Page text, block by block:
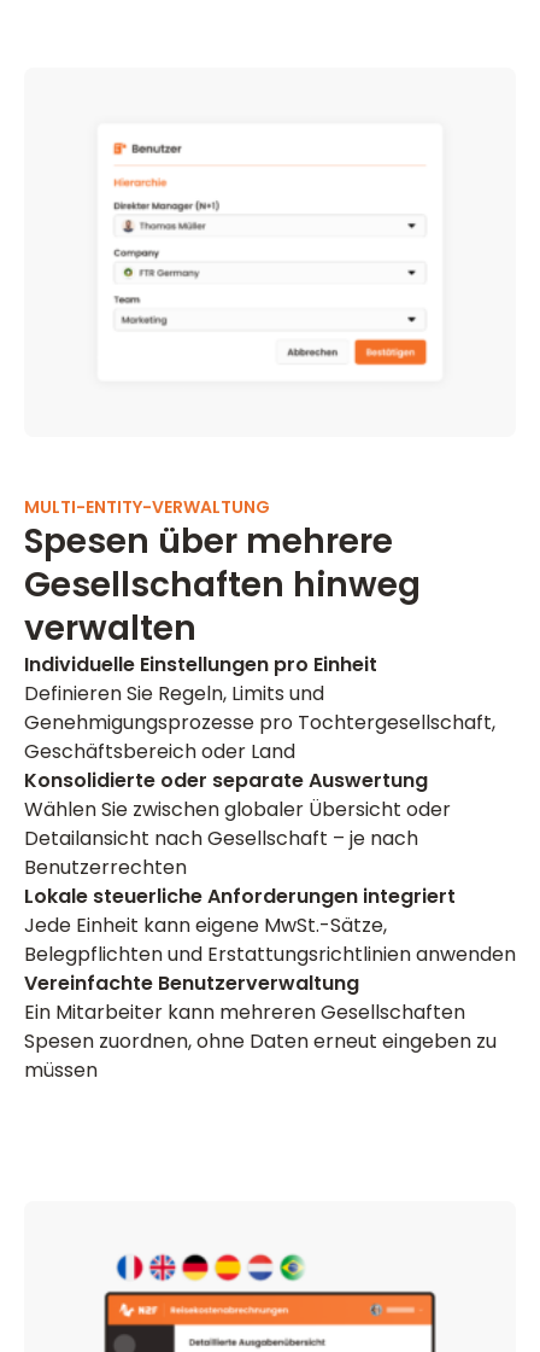
MULTI-ENTITY-VERWALTUNG
Spesen über mehrere
Gesellschaften hinweg
verwalten
Individuelle Einstellungen pro Einheit
Definieren Sie Regeln, Limits und
Genehmigungsprozesse pro Tochtergesellschaft,
Geschäftsbereich oder Land
Konsolidierte oder separate Auswertung
Wählen Sie zwischen globaler Übersicht oder
Detailansicht nach Gesellschaft – je nach
Benutzerrechten
Lokale steuerliche Anforderungen integriert
Jede Einheit kann eigene MwSt.-Sätze,
Belegpflichten und Erstattungsrichtlinien anwenden
Vereinfachte Benutzerverwaltung
Ein Mitarbeiter kann mehreren Gesellschaften
Spesen zuordnen, ohne Daten erneut eingeben zu
müssen